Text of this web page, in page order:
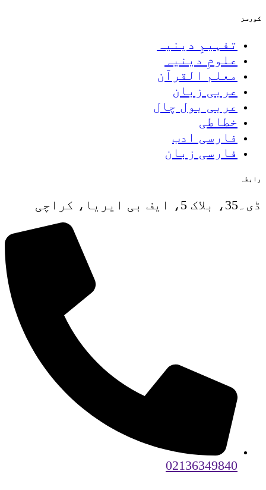
کورسز
تفہیمِ دینیہ
علومِ دینیہ
معلم القرآن
عربی زبان
عربی بول چال
خطاطی
فارسی ادب
فارسی زبان
رابطہ
ڈی۔35، بلاک 5، ایف بی ایریا، کراچی
02136349840